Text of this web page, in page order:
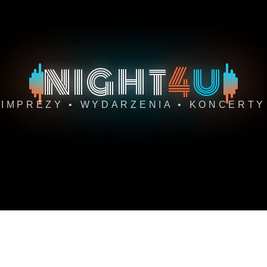
NIGHT4U
IMPREZY • WYDARZENIA • KONCERTY
dla miast i województw, wszystkie wydarzenia w